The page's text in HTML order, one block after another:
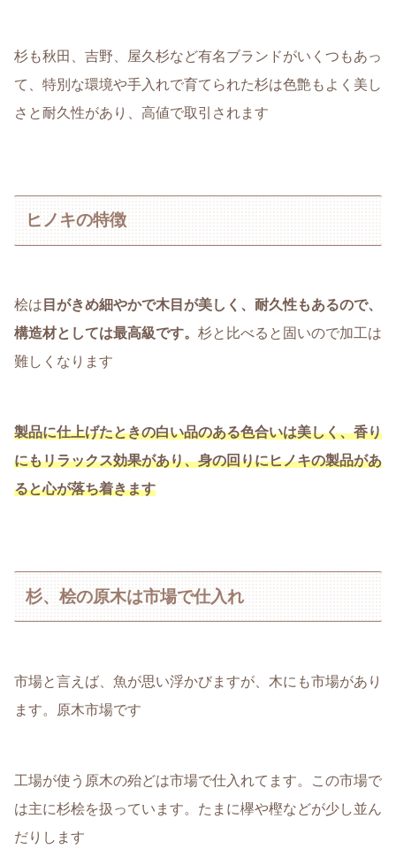
杉も秋田、吉野、屋久杉など有名ブランドがいくつもあっ
て、特別な環境や手入れで育てられた杉は色艶もよく美し
さと耐久性があり、高値で取引されます
ヒノキの特徴
桧は 目がきめ細やかで木目が美しく、耐久性もあるので、
構造材としては最高級です。 杉と比べると固いので加工は
難しくなります
製品に仕上げたときの白い品のある色合いは美しく、香り
にもリラックス効果があり、身の回りにヒノキの製品があ
ると心が落ち着きます
杉、桧の原木は市場で仕入れ
市場と言えば、魚が思い浮かびますが、木にも市場があり
ます。原木市場です
工場が使う原木の殆どは市場で仕入れてます。この市場で
は主に杉桧を扱っています。たまに欅や樫などが少し並ん
だりします